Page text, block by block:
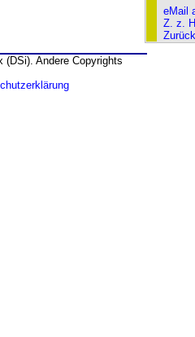
eMail
Z. z.
Andere Copyrights